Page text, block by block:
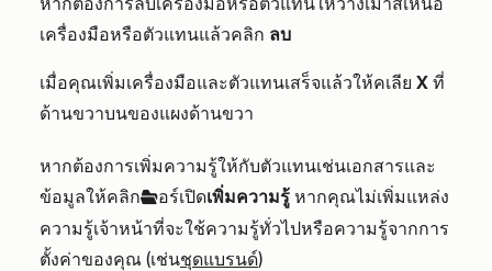
เครื่องมือหรือตัวแทนแล้วคลิก ลบ
เมื่อคุณเพิ่มเครื่องมือและตัวแทนเสร็จแล้วให้คเลีย X ที่
ด้านขวาบนของแผงด้านขวา
หากต้องการเพิ่มความรู้ให้กับตัวแทนเช่นเอกสารและ
ข้อมูลให้คลิกfolderOpenอร์เปิดเพิ่มความรู้ หากคุณไม่เพิ่มแหล่ง
ความรู้เจ้าหน้าที่จะใช้ความรู้ทั่วไปหรือความรู้จากการ
ตั้งค่าของคุณ (เช่นชุดแบรนด์)